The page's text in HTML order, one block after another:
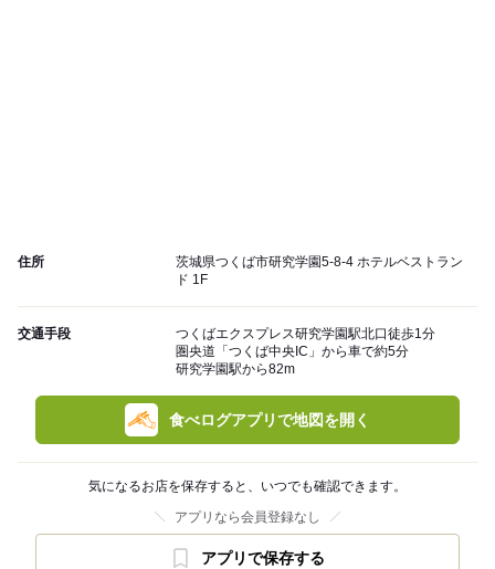
住所
茨城県つくば市研究学園5-8-4 ホテルベストラン
ド 1F
交通手段
つくばエクスプレス研究学園駅北口徒歩1分
圏央道「つくば中央IC」から車で約5分
研究学園駅から82m
食べログアプリで地図を開く
気になるお店を保存すると、いつでも確認できます。
アプリなら会員登録なし
アプリで保存する